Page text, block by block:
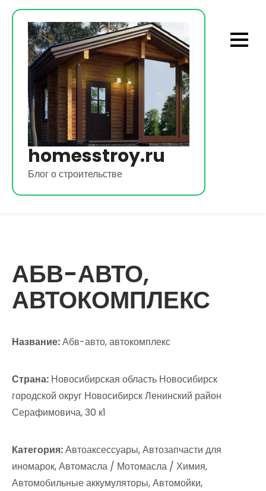
Перейти
содержимому
homesstroy.ru
Блог о строительстве
АБВ-АВТО,
АВТОКОМПЛЕКС
Название:Абв-авто, автокомплекс
Страна: Новосибирская область Новосибирск
городской округ Новосибирск Ленинский район
Серафимовича, 30 к1
Категория:Автоаксессуары, Автозапчасти для
иномарок, Автомасла / Мотомасла / Химия,
Автомобильные аккумуляторы, Автомойки,